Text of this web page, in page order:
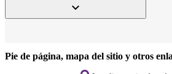
Pie de página, mapa del sitio y otros